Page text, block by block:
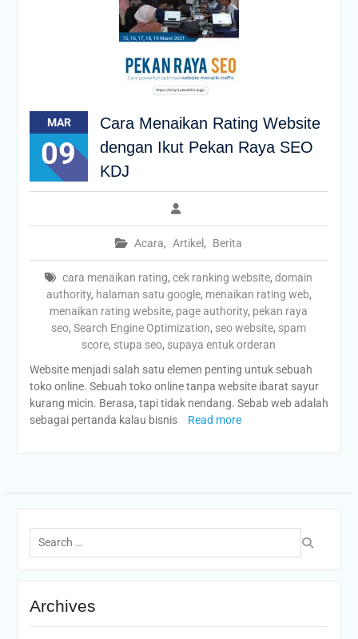
MAR
09
Cara Menaikan Rating Website
dengan Ikut Pekan Raya SEO
KDJ
Acara, Artikel , Berita
cara menaikan rating,cek ranking website,domain
authority, halaman satu google, menaikan rating web,
menaikan rating website, page authority, pekan raya
seo,Search Engine Optimization, seo website, spam
score, stupa seo, supaya entuk orderan
Website menjadi salah satu elemen penting untuk sebuah
toko online. Sebuah toko online tanpa website ibarat sayur
kurang micin. Berasa, tapi tidak nendang. Sebab web adalah
sebagai pertanda kalau bisnis
Read more
Search
for:
Archives